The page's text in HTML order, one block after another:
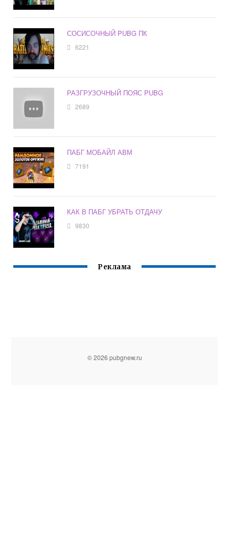
СОСИСОЧНЫЙ PUBG ПК
6221
РАЗГРУЗОЧНЫЙ ПОЯС PUBG
2689
ПАБГ МОБАЙЛ АВМ
7191
КАК В ПАБГ УБРАТЬ ОТДАЧУ
9830
Реклама
© 2026 pubgnew.ru